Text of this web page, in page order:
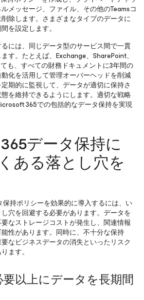
メッセージ、ファイル、その他のTeamsコ
除します。さまざまなタイプのデータに
を設定します。
には、同じデータ型のサービス間で一貫
す。たとえば、Exchange、SharePoint、
も、すべての財務ドキュメントに3年間の
化を活用して管理オーバーヘッドを削減
期的に監視して、データが適切に保持さ
を維持できるようにします。適切な戦略
365での包括的なデータ保持を実現
データ保持に
ある落とし穴を
持ポリシーを効果的に導入するには、い
穴を回避する必要があります。データを
なストレージコストが発生し、関連情報
性があります。同時に、不十分な保持
なビジネスデータの消失といったリスク
ます。
以上にデータを長期間